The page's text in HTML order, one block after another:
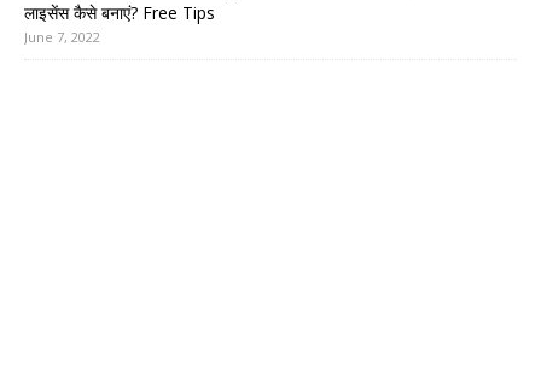
लाइसेंस कैसे बनाएं? Free Tips
June 7, 2022